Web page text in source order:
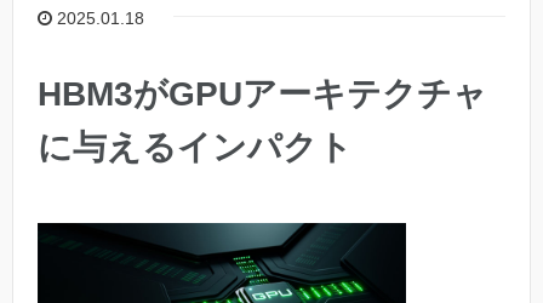
2025.01.18
HBM3がGPUアーキテクチャ
に与えるインパクト